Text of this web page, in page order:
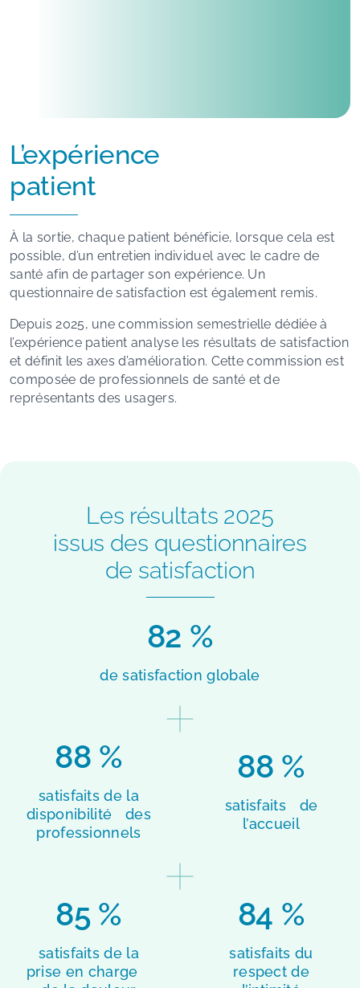
L’expérience
patient
À la sortie, chaque patient bénéficie, lorsque cela est
possible, d’un entretien individuel avec le cadre de
santé afin de partager son expérience. Un
questionnaire de satisfaction est également remis.
Depuis 2025, une commission semestrielle dédiée à
l’expérience patient analyse les résultats de satisfaction
et définit les axes d’amélioration. Cette commission est
composée de professionnels de santé et de
représentants des usagers.
Les résultats 2025
issus des questionnaires
de satisfaction
82 %
de satisfaction globale
88 %
satisfaits de la
disponibilité des
professionnels
88 %
satisfaits de
l’accueil
85 %
satisfaits de la
prise en charge
84 %
satisfaits du
respect de